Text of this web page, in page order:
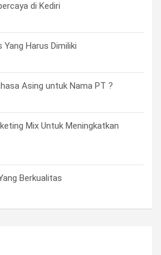
di Kediri
Yang Harus Dimiliki
Asing untuk Nama PT ?
Mix Untuk Meningkatkan
Berkualitas